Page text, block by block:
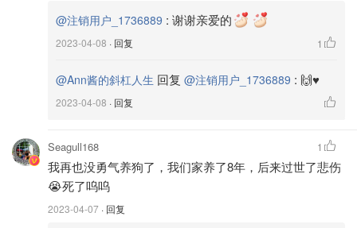
领养毛孩之前提早了解一下居住城市对宠物的要求非常有必
自身条件（工作，过敏，性格)
毕竟是要朝夕相处十多年的家人（多希望他们能长命百
岁），因此选对宠物对我们来说很重要，这决定了你和毛孩
的幸福感。所以在做决定之前，想想自己的工作时间是否稳
定，是否能有足够的和固定的时间去陪伴毛孩，如果答案是
否定的，那是否有备选方案。比如有朋友可以喂或带毛孩去
@注销用户_1736889 : 谢谢亲爱的
2023-04-08 · 回复 1
@Ann酱的斜杠人生 回复 @注销用户_1736889 : 🙌♥️
2023-04-08 · 回复
Seagull168
我再也没勇气养狗了，我们家养了8年，后来过世了悲伤
😭死了呜呜
2023-04-07 · 回复
1